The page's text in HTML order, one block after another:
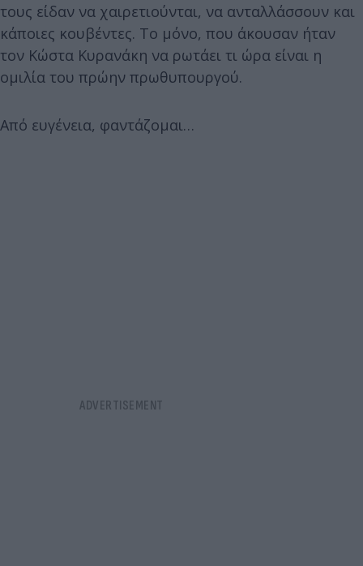
τους είδαν να χαιρετιούνται, να ανταλλάσσουν και
κάποιες κουβέντες. Το μόνο, που άκουσαν ήταν
τον Κώστα Κυρανάκη να ρωτάει τι ώρα είναι η
ομιλία του πρώην πρωθυπουργού.
Από ευγένεια, φαντάζομαι…